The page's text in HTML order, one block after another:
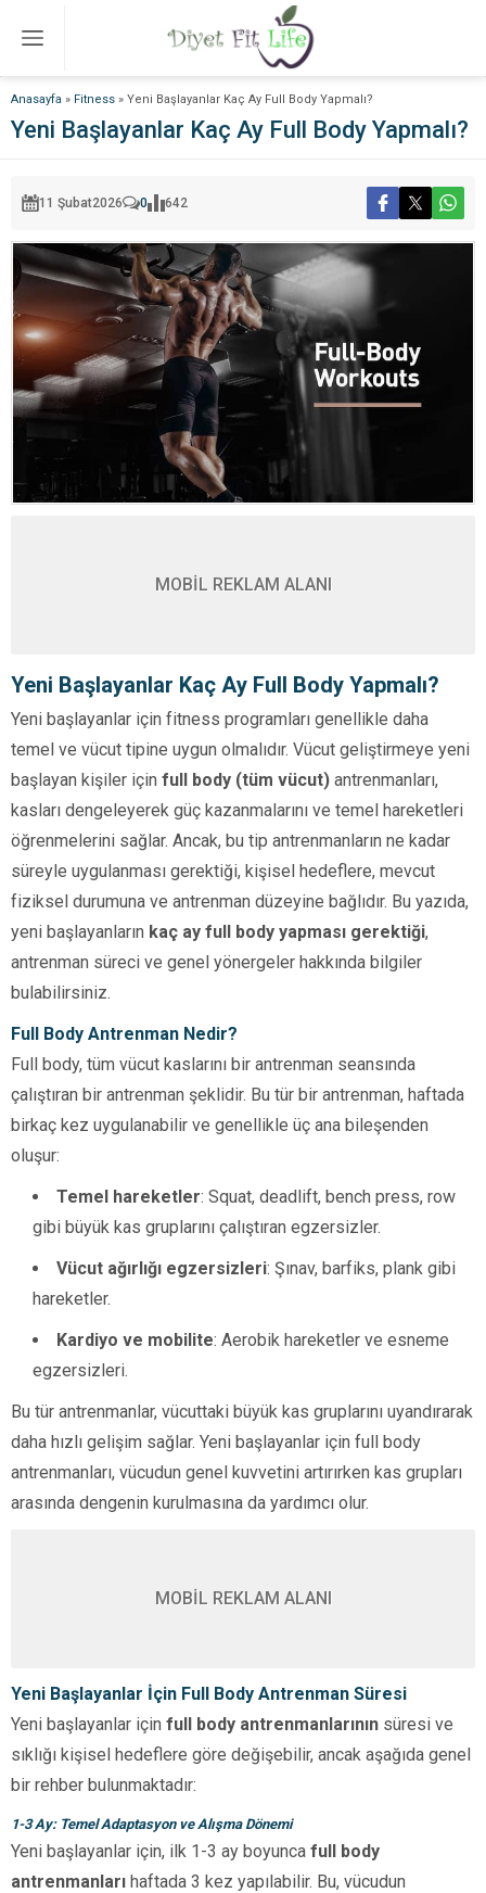
Anasayfa » Fitness » Yeni Başlayanlar Kaç Ay Full Body Yapmalı?
Yeni Başlayanlar Kaç Ay Full Body Yapmalı?
11 Şubat2026 0 642
MOBİL REKLAM ALANI
Yeni Başlayanlar Kaç Ay Full Body Yapmalı?
Yeni başlayanlar için fitness programları genellikle daha
temel ve vücut tipine uygun olmalıdır. Vücut geliştirmeye yeni
başlayan kişiler için full body (tüm vücut) antrenmanları,
kasları dengeleyerek güç kazanmalarını ve temel hareketleri
öğrenmelerini sağlar. Ancak, bu tip antrenmanların ne kadar
süreyle uygulanması gerektiği, kişisel hedeflere, mevcut
fiziksel durumuna ve antrenman düzeyine bağlıdır. Bu yazıda,
yeni başlayanların kaç ay full body yapması gerektiği,
antrenman süreci ve genel yönergeler hakkında bilgiler
bulabilirsiniz.
Full Body Antrenman Nedir?
Full body, tüm vücut kaslarını bir antrenman seansında
çalıştıran bir antrenman şeklidir. Bu tür bir antrenman, haftada
birkaç kez uygulanabilir ve genellikle üç ana bileşenden
oluşur:
Temel hareketler: Squat, deadlift, bench press, row
gibi büyük kas gruplarını çalıştıran egzersizler.
Vücut ağırlığı egzersizleri: Şınav, barfiks, plank gibi
hareketler.
Kardiyo ve mobilite: Aerobik hareketler ve esneme
egzersizleri.
Bu tür antrenmanlar, vücuttaki büyük kas gruplarını uyandırarak
daha hızlı gelişim sağlar. Yeni başlayanlar için full body
antrenmanları, vücudun genel kuvvetini artırırken kas grupları
arasında dengenin kurulmasına da yardımcı olur.
MOBİL REKLAM ALANI
Yeni Başlayanlar İçin Full Body Antrenman Süresi
Yeni başlayanlar için full body antrenmanlarının süresi ve
sıklığı kişisel hedeflere göre değişebilir, ancak aşağıda genel
bir rehber bulunmaktadır:
1-3 Ay: Temel Adaptasyon ve Alışma Dönemi
Yeni başlayanlar için, ilk 1-3 ay boyunca full body
antrenmanları haftada 3 kez yapılabilir. Bu, vücudun